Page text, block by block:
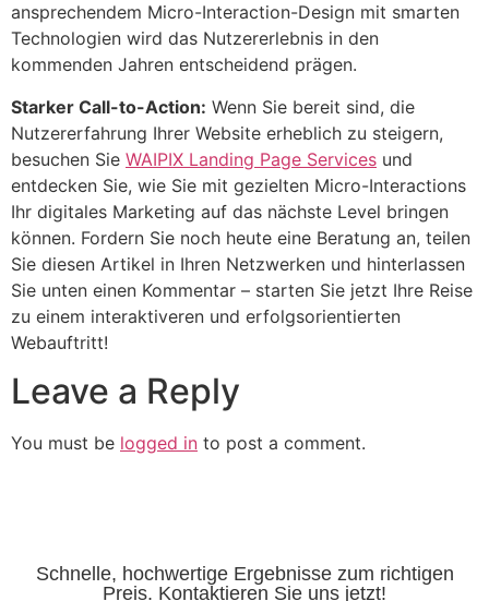
ansprechendem Micro-Interaction-Design mit smarten
Technologien wird das Nutzererlebnis in den
kommenden Jahren entscheidend prägen.
Starker Call-to-Action: Wenn Sie bereit sind, die
Nutzererfahrung Ihrer Website erheblich zu steigern,
besuchen Sie WAIPIX Landing Page Services und
entdecken Sie, wie Sie mit gezielten Micro-Interactions
Ihr digitales Marketing auf das nächste Level bringen
können. Fordern Sie noch heute eine Beratung an, teilen
Sie diesen Artikel in Ihren Netzwerken und hinterlassen
Sie unten einen Kommentar – starten Sie jetzt Ihre Reise
zu einem interaktiveren und erfolgsorientierten
Webauftritt!
Leave a Reply
You must be logged in to post a comment.
Schnelle, hochwertige Ergebnisse zum richtigen
Preis. Kontaktieren Sie uns jetzt!